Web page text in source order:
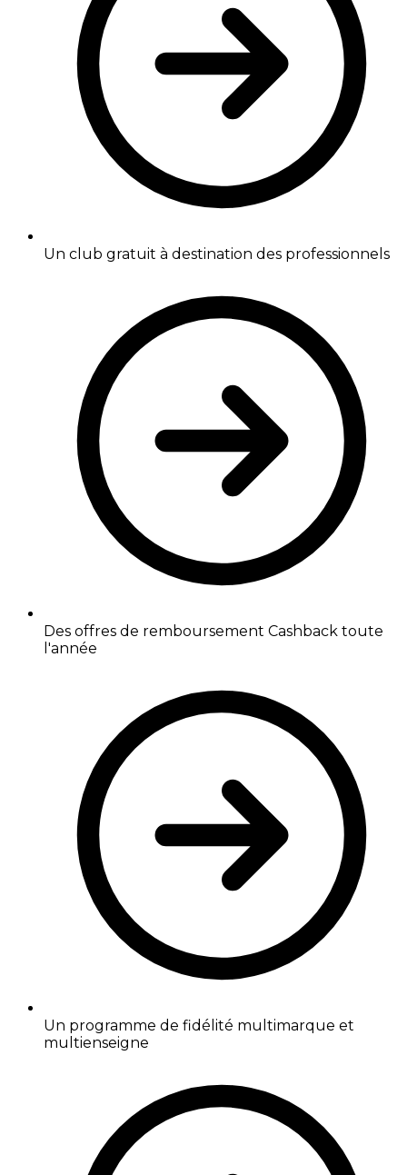
Un club gratuit à destination des professionnels
Des offres de remboursement Cashback toute
l'année
Un programme de fidélité multimarque et
multienseigne